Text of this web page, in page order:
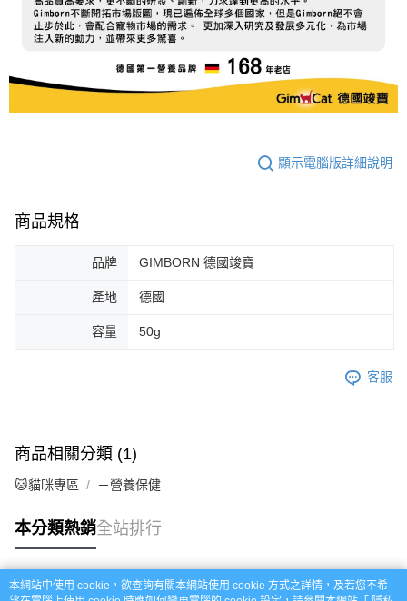
顯示電腦版詳細說明
商品規格
品牌 GIMBORN 德國竣寶
產地 德國
容量 50g
客服
商品相關分類 (1)
🐱貓咪專區 －營養保健
本分類熱銷全站排行
本網站中使用 cookie，欲查詢有關本網站使用 cookie 方式之詳情，及若您不希